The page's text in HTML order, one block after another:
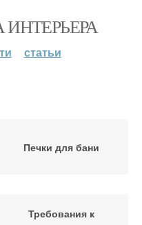
статьи
Печки для бани
Требования к